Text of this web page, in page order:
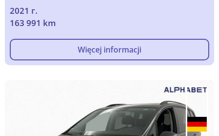
2021 г.
163 991 km
Więcej informacji